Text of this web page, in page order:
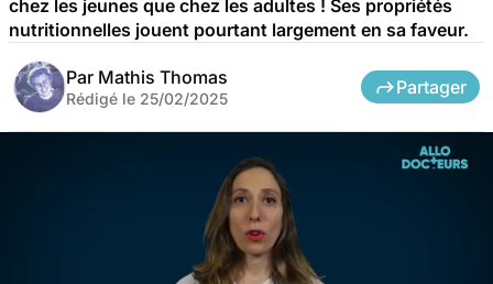
chez les jeunes que chez les adultes ! Ses propriétés
nutritionnelles jouent pourtant largement en sa faveur.
Par Mathis Thomas
Rédigé le 25/02/2025
Partager